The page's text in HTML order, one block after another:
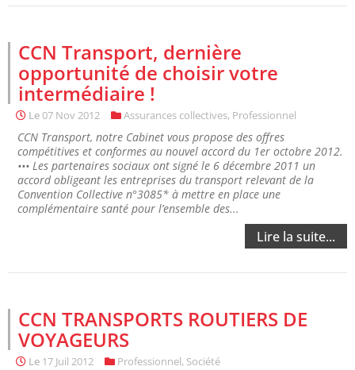
CCN Transport, dernière
opportunité de choisir votre
intermédiaire !
Le07 Nov 2012 Assurances collectives, Professionnel
CCN Transport, notre Cabinet vous propose des offres
compétitives et conformes au nouvel accord du 1er octobre 2012.
••• Les partenaires sociaux ont signé le 6 décembre 2011 un
accord obligeant les entreprises du transport relevant de la
Convention Collective n°3085* à mettre en place une
complémentaire santé pour l’ensemble des...
Lire la suite...
CCN TRANSPORTS ROUTIERS DE
VOYAGEURS
Le 17 Juil 2012 Professionnel, Société